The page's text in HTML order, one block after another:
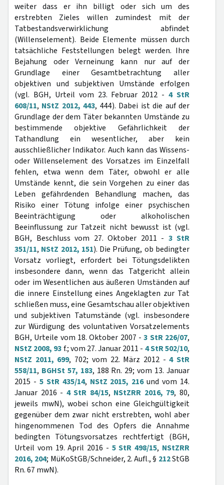
weiter dass er ihn billigt oder sich um des
erstrebten Zieles willen zumindest mit der
Tatbestandsverwirklichung abfindet
(Willenselement). Beide Elemente müssen durch
tatsächliche Feststellungen belegt werden. Ihre
Bejahung oder Verneinung kann nur auf der
Grundlage einer Gesamtbetrachtung aller
objektiven und subjektiven Umstände erfolgen
(vgl. BGH, Urteil vom 23. Februar 2012 -4 StR
608/11, NStZ 2012, 443, 444). Dabei ist die auf der
Grundlage der dem Täter bekannten Umstände zu
bestimmende objektive Gefährlichkeit der
Tathandlung ein wesentlicher, aber kein
ausschließlicher Indikator. Auch kann das Wissens-
oder Willenselement des Vorsatzes im Einzelfall
fehlen, etwa wenn dem Täter, obwohl er alle
Umstände kennt, die sein Vorgehen zu einer das
Leben gefährdenden Behandlung machen, das
Risiko einer Tötung infolge einer psychischen
Beeinträchtigung oder alkoholischen
Beeinflussung zur Tatzeit nicht bewusst ist (vgl.
BGH, Beschluss vom 27. Oktober 2011 - 3 StR
351/11, NStZ 2012, 151). Die Prüfung, ob bedingter
Vorsatz vorliegt, erfordert bei Tötungsdelikten
insbesondere dann, wenn das Tatgericht allein
oder im Wesentlichen aus äußeren Umständen auf
die innere Einstellung eines Angeklagten zur Tat
schließen muss, eine Gesamtschau aller objektiven
und subjektiven Tatumstände (vgl. insbesondere
zur Würdigung des voluntativen Vorsatzelements
BGH, Urteile vom 18. Oktober 2007 -3 StR 226/07,
NStZ 2008, 93f.; vom 27. Januar 2011 - 4 StR 502/10,
NStZ 2011, 699, 702; vom 22. März 2012 -4 StR
558/11, BGHSt 57, 183, 188 Rn. 29; vom 13. Januar
2015 - 5 StR 435/14, NStZ 2015, 216und vom 14.
Januar 2016 - 4 StR 84/15, NStZRR 2016, 79, 80,
jeweils mwN), wobei schon eine Gleichgültigkeit
gegenüber dem zwar nicht erstrebten, wohl aber
hingenommenen Tod des Opfers die Annahme
bedingten Tötungsvorsatzes rechtfertigt (BGH,
Urteil vom 19. April 2016 - 5 StR 498/15, NStZRR
2016, 204; MüKoStGB/Schneider, 2. Aufl., § 212StGB
Rn. 67 mwN).